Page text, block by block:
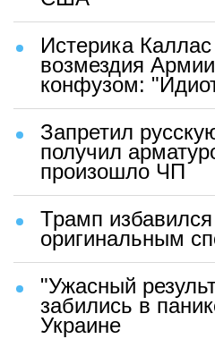
Истерика
возмездия
конфузом:
Запретил
получил
произошло ЧП
Трамп
оригинальным
"Ужасный
забились в
Украине